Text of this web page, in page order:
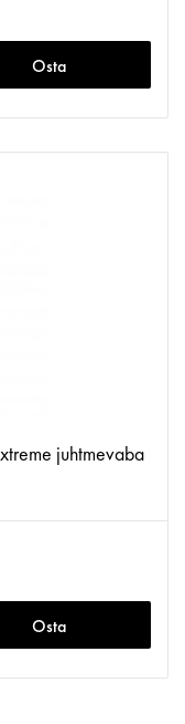
Osta
juhtmevaba
Osta